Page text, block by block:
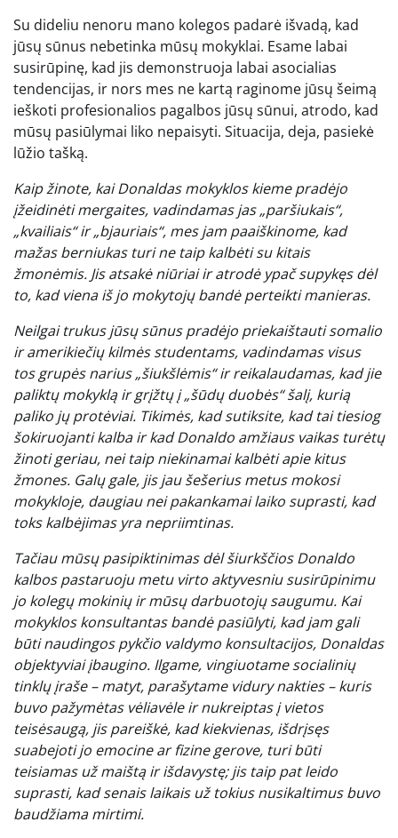
Su dideliu nenoru mano kolegos padarė išvadą, kad
jūsų sūnus nebetinka mūsų mokyklai. Esame labai
susirūpinę, kad jis demonstruoja labai asocialias
tendencijas, ir nors mes ne kartą raginome jūsų šeimą
ieškoti profesionalios pagalbos jūsų sūnui, atrodo, kad
mūsų pasiūlymai liko nepaisyti. Situacija, deja, pasiekė
lūžio tašką.
Kaip žinote, kai Donaldas mokyklos kieme pradėjo
įžeidinėti mergaites, vadindamas jas „paršiukais“,
„kvailiais“ ir „bjauriais“, mes jam paaiškinome, kad
mažas berniukas turi ne taip kalbėti su kitais
žmonėmis. Jis atsakė niūriai ir atrodė ypač supykęs dėl
to, kad viena iš jo mokytojų bandė perteikti manieras.
Neilgai trukus jūsų sūnus pradėjo priekaištauti somalio
ir amerikiečių kilmės studentams, vadindamas visus
tos grupės narius „šiukšlėmis“ ir reikalaudamas, kad jie
paliktų mokyklą ir grįžtų į „šūdų duobės“ šalį, kurią
paliko jų protėviai. Tikimės, kad sutiksite, kad tai tiesiog
šokiruojanti kalba ir kad Donaldo amžiaus vaikas turėtų
žinoti geriau, nei taip niekinamai kalbėti apie kitus
žmones. Galų gale, jis jau šešerius metus mokosi
mokykloje, daugiau nei pakankamai laiko suprasti, kad
toks kalbėjimas yra nepriimtinas.
Tačiau mūsų pasipiktinimas dėl šiurkščios Donaldo
kalbos pastaruoju metu virto aktyvesniu susirūpinimu
jo kolegų mokinių ir mūsų darbuotojų saugumu. Kai
mokyklos konsultantas bandė pasiūlyti, kad jam gali
būti naudingos pykčio valdymo konsultacijos, Donaldas
objektyviai įbaugino. Ilgame, vingiuotame socialinių
tinklų įraše – matyt, parašytame vidury nakties – kuris
buvo pažymėtas vėliavėle ir nukreiptas į vietos
teisėsaugą, jis pareiškė, kad kiekvienas, išdrįsęs
suabejoti jo emocine ar fizine gerove, turi būti
teisiamas už maištą ir išdavystę; jis taip pat leido
suprasti, kad senais laikais už tokius nusikaltimus buvo
baudžiama mirtimi.